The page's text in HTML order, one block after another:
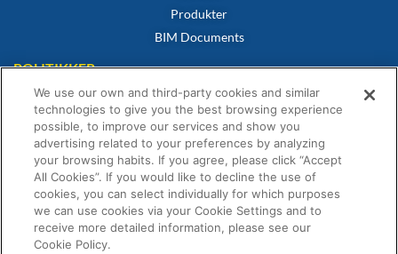
Produkter
BIM Documents
POLITIKKER
Privatlivspolitik
Privatlivspolitik
Overensstemmelsescertifikat
Vilkår og betingelser for salg
Garantibevis
We use our own and third-party cookies and similar
technologies to give you the best browsing experience
possible, to improve our services and show you
advertising related to your preferences by analyzing
your browsing habits. If you agree, please click “Accept
All Cookies”. If you would like to decline the use of
cookies, you can select individually for which purposes
we can use cookies via your Cookie Settings and to
receive more detailed information, please see our
Cookie Policy.